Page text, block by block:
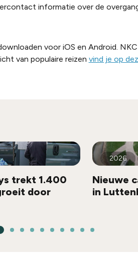
informatie over de
voor iOS en Android.
van populaire reizen vind je op
trekt 1.400
door
2026
Nieuwe
in